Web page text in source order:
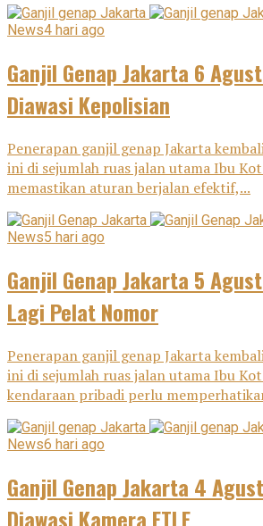
News4 hari ago
Ganjil Genap Jakarta 6
Diawasi Kepolisian
Penerapan ganjil genap Jakarta
ini di sejumlah ruas jalan utama Ibu
memastikan aturan berjalan efektif,...
News5 hari ago
Ganjil Genap Jakarta 5
Lagi Pelat Nomor
Penerapan ganjil genap Jakarta
ini di sejumlah ruas jalan utama Ibu
kendaraan pribadi perlu
News6 hari ago
Ganjil Genap Jakarta 4
Diawasi Kamera ETLE